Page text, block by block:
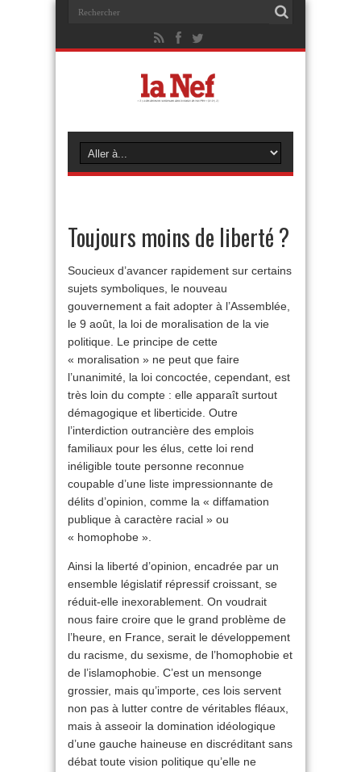
Toujours moins de liberté ?
Soucieux d’avancer rapidement sur certains
sujets symboliques, le nouveau
gouvernement a fait adopter à l’Assemblée,
le 9 août, la loi de moralisation de la vie
politique. Le principe de cette
« moralisation » ne peut que faire
l’unanimité, la loi concoctée, cependant, est
très loin du compte : elle apparaît surtout
démagogique et liberticide. Outre
l’interdiction outrancière des emplois
familiaux pour les élus, cette loi rend
inéligible toute personne reconnue
coupable d’une liste impressionnante de
délits d’opinion, comme la « diffamation
publique à caractère racial » ou
« homophobe ».
Ainsi la liberté d’opinion, encadrée par un
ensemble législatif répressif croissant, se
réduit-elle inexorablement. On voudrait
nous faire croire que le grand problème de
l’heure, en France, serait le développement
du racisme, du sexisme, de l’homophobie et
de l’islamophobie. C’est un mensonge
grossier, mais qu’importe, ces lois servent
non pas à lutter contre de véritables fléaux,
mais à asseoir la domination idéologique
d’une gauche haineuse en discréditant sans
débat toute vision politique qu’elle ne